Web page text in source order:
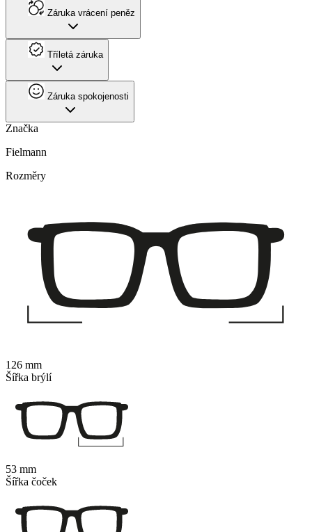
Záruka vrácení peněz
Tříletá záruka
Záruka spokojenosti
Značka
Fielmann
Rozměry
126 mm
Šířka brýlí
53 mm
Šířka čoček